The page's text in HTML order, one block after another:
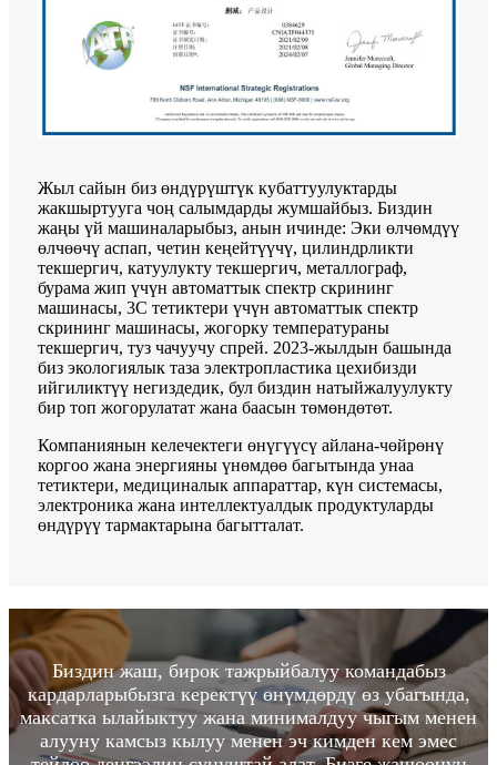
Жыл сайын биз өндүрүштүк кубаттуулуктарды
жакшыртууга чоң салымдарды жумшайбыз. Биздин
жаңы үй машиналарыбыз, анын ичинде: Эки өлчөмдүү
өлчөөчү аспап, четин кеңейтүүчү, цилиндрликти
текшергич, катуулукту текшергич, металлограф,
бурама жип үчүн автоматтык спектр скрининг
машинасы, 3C тетиктери үчүн автоматтык спектр
скрининг машинасы, жогорку температураны
текшергич, туз чачуучу спрей. 2023-жылдын башында
биз экологиялык таза электропластика цехибизди
ийгиликтүү негиздедик, бул биздин натыйжалуулукту
бир топ жогорулатат жана баасын төмөндөтөт.
Компаниянын келечектеги өнүгүүсү айлана-чөйрөнү
коргоо жана энергияны үнөмдөө багытында унаа
тетиктери, медициналык аппараттар, күн системасы,
электроника жана интеллектуалдык продуктуларды
өндүрүү тармактарына багытталат.
Биздин жаш, бирок тажрыйбалуу командабыз
кардарларыбызга керектүү өнүмдөрдү өз убагында,
максатка ылайыктуу жана минималдуу чыгым менен
алууну камсыз кылуу менен эч кимден кем эмес